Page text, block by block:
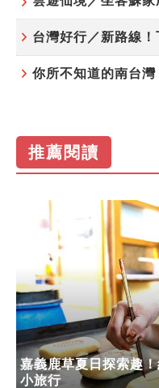
你所不知道的南台
推薦閱讀
嘉義鹿草夏日探索趣
小旅行